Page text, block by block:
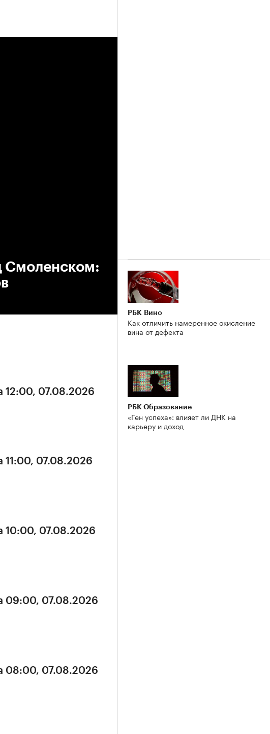
Смоленском:
12:00, 07.08.2026
11:00, 07.08.2026
10:00, 07.08.2026
09:00, 07.08.2026
08:00, 07.08.2026
РБК Вино
Как отличить намеренное окисление
вина от дефекта
РБК Образование
«Ген успеха»: влияет ли ДНК на
карьеру и доход